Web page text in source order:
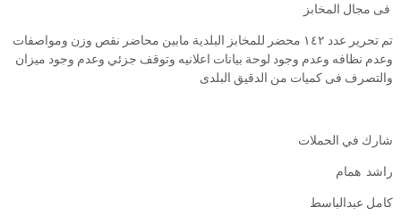
فى مجال المخابز
تم تحرير عدد ١٤٢ محضر للمخابز البلدية مابين محاضر نقص وزن ومواصفات
وعدم نظافه وعدم وجود لوحة بيانات اعلانيه وتوقف جزئي وعدم وجود ميزان
والتصرف فى كميات من الدقيق البلدى
شارك في الحملات
راشد همام
كامل عبدالباسط